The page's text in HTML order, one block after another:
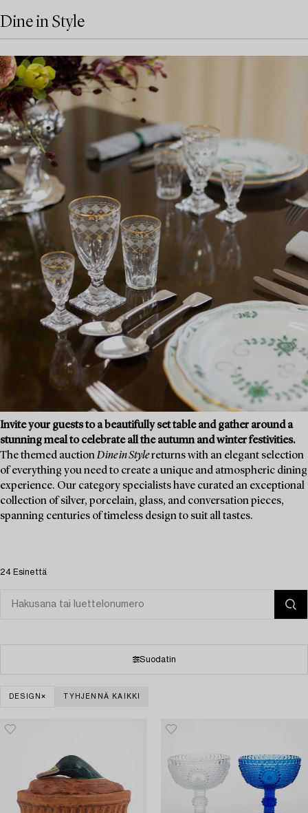
Dine in Style
Invite your guests to a beautifully set table and gather around a
stunning meal to celebrate all the autumn and winter festivities.
The themed auctionDine in Stylereturns with an elegant selection
of everything you need to create a unique and atmospheric dining
experience. Our category specialists have curated an exceptional
collection of silver, porcelain, glass, and conversation pieces,
spanning centuries of timeless design to suit all tastes.
24 Esinettä
Suodatin
DESIGN TYHJENNÄ KAIKKI